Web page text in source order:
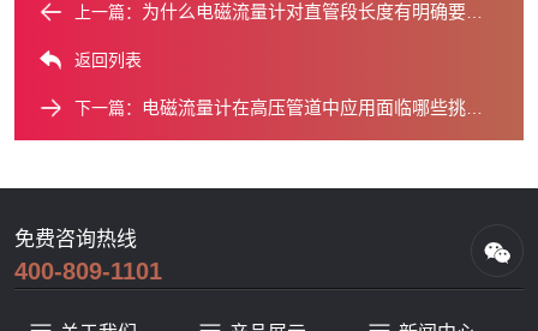
上一篇： 为什么电磁流量计对直管段长度有明确要求？
返回列表
下一篇： 电磁流量计在高压管道中应用面临哪些挑战？
免费咨询热线
400-809-1101